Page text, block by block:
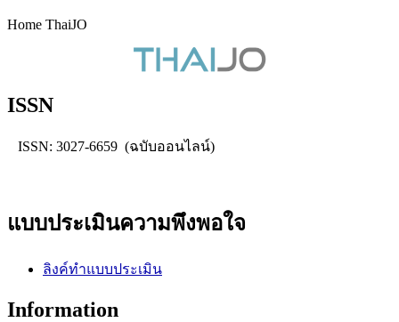
Home ThaiJO
ISSN
ISSN: 3027-6659 (ฉบับออนไลน์)
แบบประเมินความพึงพอใจ
ลิงค์ทำแบบประเมิน
Information